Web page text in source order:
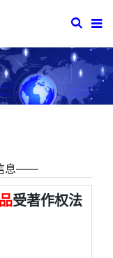
息――
受著作权法